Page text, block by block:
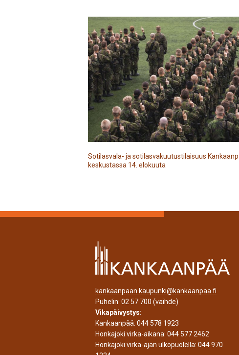
Sotilasvala- ja sotilasvakuutustilaisuus
keskustassa 14. elokuuta
kankaanpaan.kaupunki@kankaanpaa.fi
Puhelin: 02 57 700 (vaihde)
Vikapäivystys:
Kankaanpää: 044 578 1923
Honkajoki virka-aikana: 044 577 2462
Honkajoki virka-ajan ulkopuolella: 044 970